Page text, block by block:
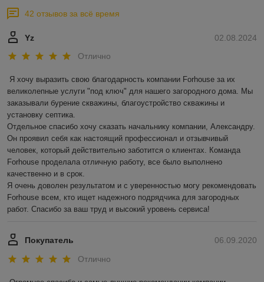
42 отзывов за всё время
02.08.2024
Yz
Отлично
Я хочу выразить свою благодарность компании Forhouse за их
великолепные услуги "под ключ" для нашего загородного дома. Мы
заказывали бурение скважины, благоустройство скважины и
установку септика.
Отдельное спасибо хочу сказать начальнику компании, Александру.
Он проявил себя как настоящий профессионал и отзывчивый
человек, который действительно заботится о клиентах. Команда
Forhouse проделала отличную работу, все было выполнено
качественно и в срок.
Я очень доволен результатом и с уверенностью могу рекомендовать
Forhouse всем, кто ищет надежного подрядчика для загородных
работ. Спасибо за ваш труд и высокий уровень сервиса!
06.09.2020
Покупатель
Отлично